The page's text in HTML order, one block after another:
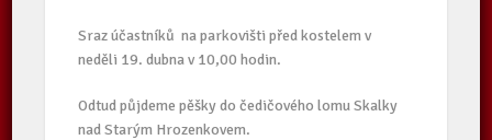
Sraz účastníků na parkovišti před kostelem v
neděli 19. dubna v 10,00 hodin.
Odtud půjdeme pěšky do čedičového lomu Skalky
nad Starým Hrozenkovem.